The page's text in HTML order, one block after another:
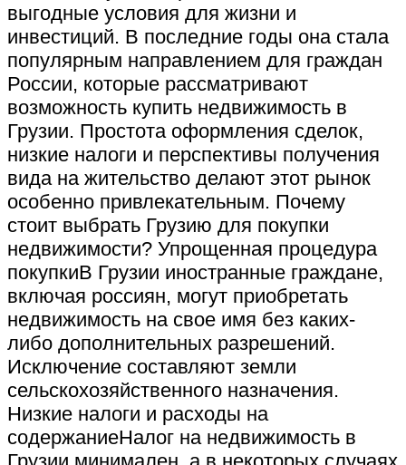
выгодные условия для жизни и
инвестиций. В последние годы она стала
популярным направлением для граждан
России, которые рассматривают
возможность купить недвижимость в
Грузии. Простота оформления сделок,
низкие налоги и перспективы получения
вида на жительство делают этот рынок
особенно привлекательным. Почему
стоит выбрать Грузию для покупки
недвижимости? Упрощенная процедура
покупкиВ Грузии иностранные граждане,
включая россиян, могут приобретать
недвижимость на свое имя без каких-
либо дополнительных разрешений.
Исключение составляют земли
сельскохозяйственного назначения.
Низкие налоги и расходы на
содержаниеНалог на недвижимость в